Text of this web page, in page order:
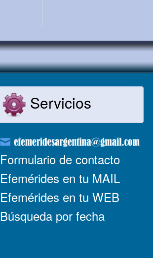
Servicios
Formulario de contacto
Efemérides en tu MAIL
Efemérides en tu WEB
Búsqueda por fecha